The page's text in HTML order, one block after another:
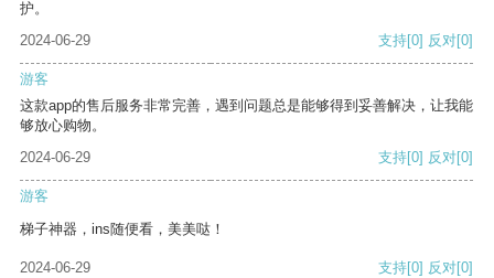
护。
2024-06-29
支持[0] 反对[0]
游客
这款app的售后服务非常完善，遇到问题总是能够得到妥善解决，让我能
够放心购物。
2024-06-29
支持[0] 反对[0]
游客
梯子神器，ins随便看，美美哒！
2024-06-29 支持[0] 反对[0]